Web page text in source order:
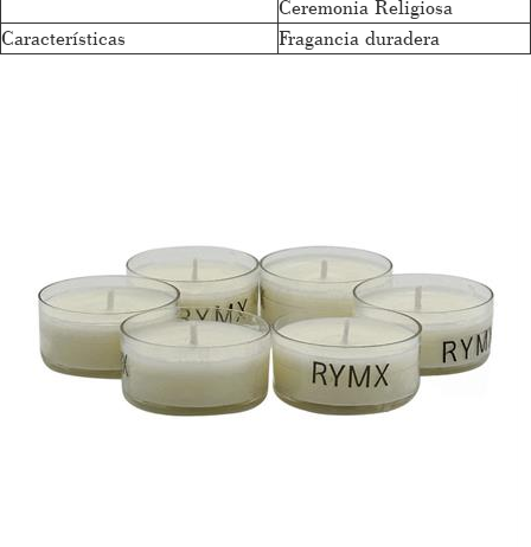
Ceremonia Religiosa
Características
Fragancia duradera